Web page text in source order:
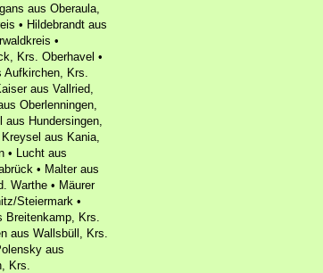
aus Oberaula,
• Hildebrandt aus
•
Krs. Oberhavel •
Aufkirchen, Krs.
aus Vallried,
Oberlenningen,
Hundersingen,
aus Kania,
• Lucht aus
• Malter aus
Warthe • Mäurer
Steiermark •
Breitenkamp, Krs.
aus Wallsbüll, Krs.
aus
Krs.